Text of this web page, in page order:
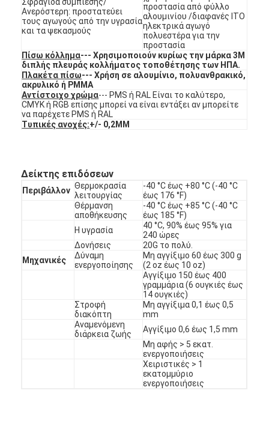
Εναλλακτικός διακόπτης μεμβράνης PCB και καουτσούκ
Προστατευτική ταινία και συσκευασία χαρτιού
Ανερόστερη: προστατεύει
τους αγωγούς από την υγρασία
και τα ψεκασμούς
προστασία από φύλλο
αλουμινίου /διαφανές ITO
ηλεκτρικά αγωγό
πολυεστέρα για την
προστασία
Πίσω κόλλημα--- Χρησιμοποιούν κυρίως την μάρκα 3M
διπλής πλευράς κολλήματος τοποθέτησης των ΗΠΑ.
Πλακέτα πίσω--- Χρήση σε αλουμίνιο, πολυανθρακικό,
ακρυλικό ή PMMA
Αντίστοιχο χρώμα--- PMS ή RAL Είναι το καλύτερο,
CMYK ή RGB επίσης μπορεί να είναι εντάξει αν μπορείτε
να παρέχετε PMS ή RAL
Τυπικές ανοχές:+/- 0,2MM
Δείκτης επιδόσεων
Περιβάλλον Θερμοκρασία
λειτουργίας
-40 °C έως +80 °C (-40 °C
έως 176 °F)
Θέρμανση
αποθήκευσης
-40 °C έως +85 °C (-40 °C
έως 185 °F)
Η υγρασία
40 °C, 90% έως 95% για
240 ώρες
Δονήσεις
20G το πολύ.
Μηχανικές
Δύναμη
ενεργοποίησης
Μη αγγίξιμο 60 έως 300 g
(2 oz έως 10 oz)
Αγγίξιμο 150 έως 400
γραμμάρια (6 ουγκιές έως
14 ουγκιές)
Στροφή
διακόπτη
Μη αγγίξιμα 0,1 έως 0,5
mm
Αναμενόμενη
διάρκεια ζωής
Αγγίξιμο 0,6 έως 1,5 mm
Μη αφής > 5 εκατ.
ενεργοποιήσεις
Χειριστικές > 1
εκατομμύριο
ενεργοποιήσεις